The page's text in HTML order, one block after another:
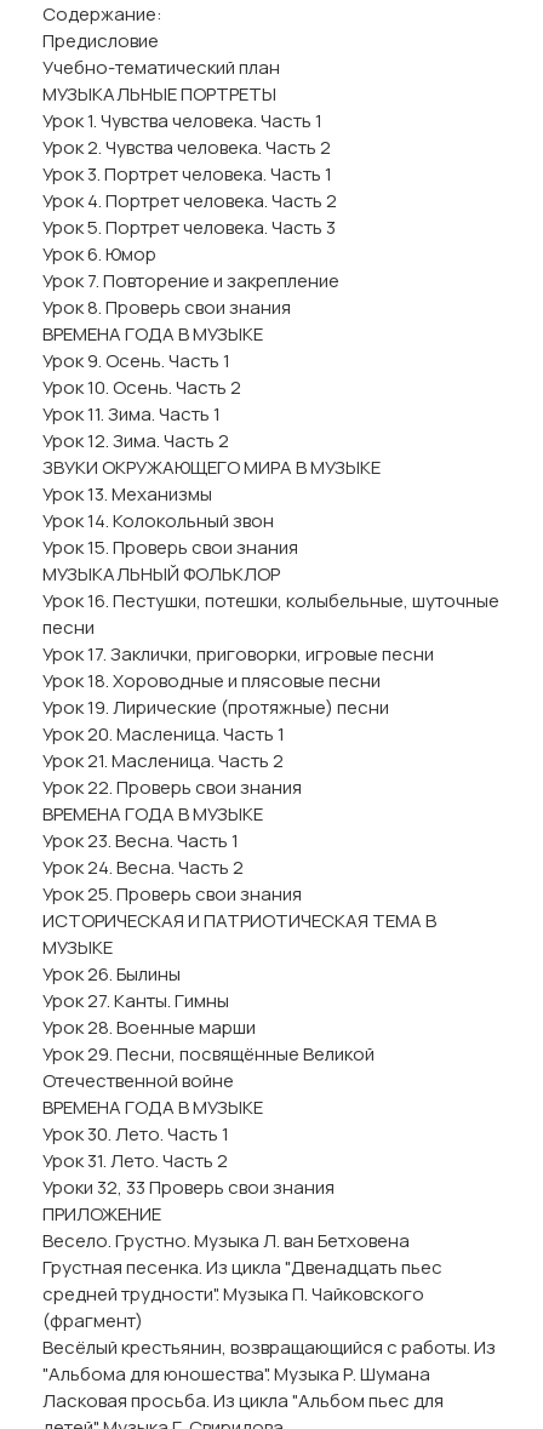
Содержание:
Предисловие
Учебно-тематический план
МУЗЫКАЛЬНЫЕ ПОРТРЕТЫ
Урок 1. Чувства человека. Часть 1
Урок 2. Чувства человека. Часть 2
Урок 3. Портрет человека. Часть 1
Урок 4. Портрет человека. Часть 2
Урок 5. Портрет человека. Часть 3
Урок 6. Юмор
Урок 7. Повторение и закрепление
Урок 8. Проверь свои знания
ВРЕМЕНА ГОДА В МУЗЫКЕ
Урок 9. Осень. Часть 1
Урок 10. Осень. Часть 2
Урок 11. Зима. Часть 1
Урок 12. Зима. Часть 2
ЗВУКИ ОКРУЖАЮЩЕГО МИРА В МУЗЫКЕ
Урок 13. Механизмы
Урок 14. Колокольный звон
Урок 15. Проверь свои знания
МУЗЫКАЛЬНЫЙ ФОЛЬКЛОР
Урок 16. Пестушки, потешки, колыбельные, шуточные
песни
Урок 17. Заклички, приговорки, игровые песни
Урок 18. Хороводные и плясовые песни
Урок 19. Лирические (протяжные) песни
Урок 20. Масленица. Часть 1
Урок 21. Масленица. Часть 2
Урок 22. Проверь свои знания
ВРЕМЕНА ГОДА В МУЗЫКЕ
Урок 23. Весна. Часть 1
Урок 24. Весна. Часть 2
Урок 25. Проверь свои знания
ИСТОРИЧЕСКАЯ И ПАТРИОТИЧЕСКАЯ ТЕМА В
МУЗЫКЕ
Урок 26. Былины
Урок 27. Канты. Гимны
Урок 28. Военные марши
Урок 29. Песни, посвящённые Великой
Отечественной войне
ВРЕМЕНА ГОДА В МУЗЫКЕ
Урок 30. Лето. Часть 1
Урок 31. Лето. Часть 2
Уроки 32, 33 Проверь свои знания
ПРИЛОЖЕНИЕ
Весело. Грустно. Музыка Л. ван Бетховена
Грустная песенка. Из цикла "Двенадцать пьес
средней трудности". Музыка П. Чайковского
(фрагмент)
Весёлый крестьянин, возвращающийся с работы. Из
"Альбома для юношества". Музыка Р. Шумана
Ласковая просьба. Из цикла "Альбом пьес для